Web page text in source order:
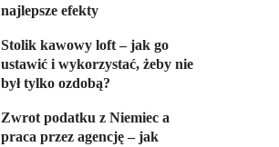
najlepsze efekty
Stolik kawowy loft – jak go
ustawić i wykorzystać, żeby nie
był tylko ozdobą?
Zwrot podatku z Niemiec a
praca przez agencję – jak